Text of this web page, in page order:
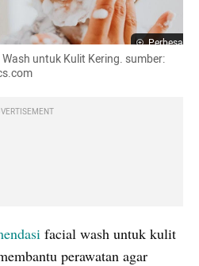
Perbesar
untuk Kulit Kering. sumber:
facial wash untuk kulit
perawatan agar